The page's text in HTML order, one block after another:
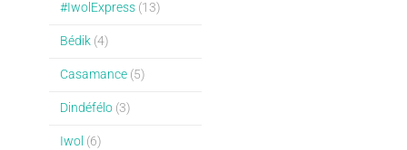
#IwolExpress(13)
Bédik(4)
Casamance(5)
Dindéfélo(3)
Iwol (6)